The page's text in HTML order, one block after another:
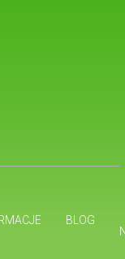
BLOG